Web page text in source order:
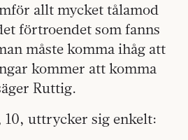
allt mycket tålamod
förtroendet som fanns
måste komma ihåg att
kommer att komma
Ruttig.
10, uttrycker sig enkelt: